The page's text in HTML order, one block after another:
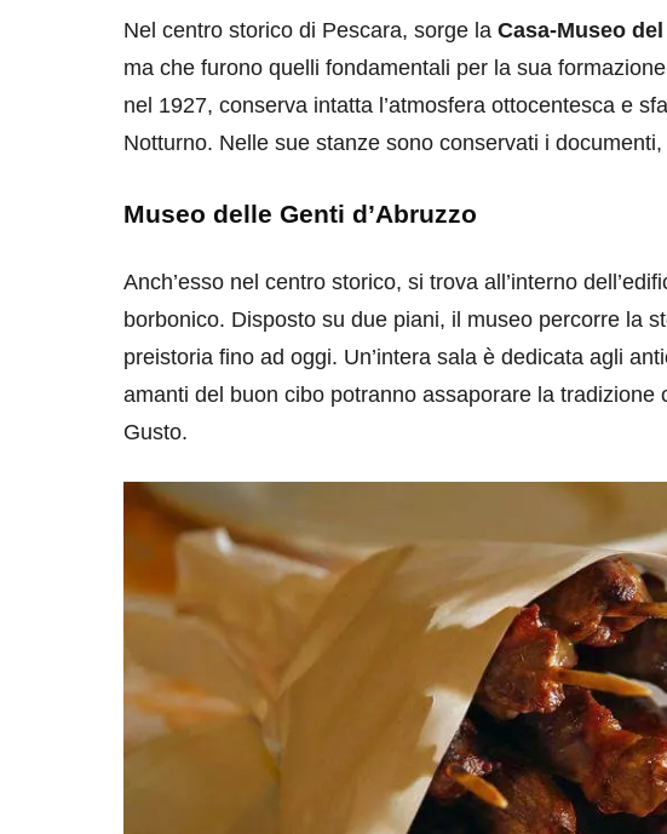
Nel centro storico di Pescara, sorge la Casa-Museo del
ma che furono quelli fondamentali per la sua
nel 1927, conserva intatta l’atmosfera ottocentesca e
Notturno. Nelle sue stanze sono conservati i
Museo delle Genti d’Abruzzo
Anch’esso nel centro storico, si trova all’interno
borbonico. Disposto su due piani, il museo percorre la
preistoria fino ad oggi. Un’intera sala è dedicata agli
amanti del buon cibo potranno assaporare la tradizione
Gusto.